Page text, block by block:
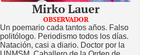
Mirko Lauer
OBSERVADOR
Un poemario cada tantos años. Falso
politólogo. Periodismo todos los días.
Natación, casi a diario. Doctor por la